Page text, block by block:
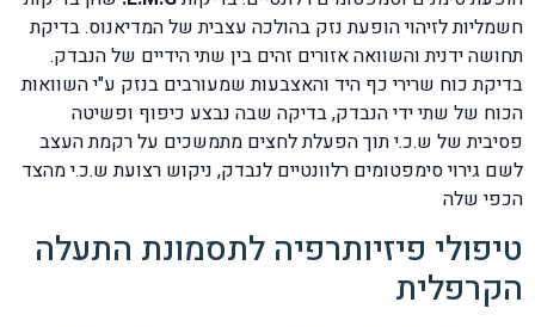
חשמליות לזיהוי הופעת נזק בהולכה עצבית של המדיאנוס. בדיקת
תחושה ידנית והשוואה אזורים זהים בין שתי הידיים של הנבדק.
בדיקת כוח שרירי כף היד והאצבעות שמעורבים בנזק ע"י השוואות
הכוח של שתי ידי הנבדק, בדיקה שבה נבצע כיפוף ופשיטה
פסיבית של ש.כ.י תוך הפעלת לחצים מתמשכים על רקמת העצב
לשם גירוי סימפטומים רלוונטיים לנבדק, ניקוש רצועת ש.כ.י מהצד
הכפי שלה
טיפולי פיזיותרפיה לתסמונת התעלה
הקרפלית